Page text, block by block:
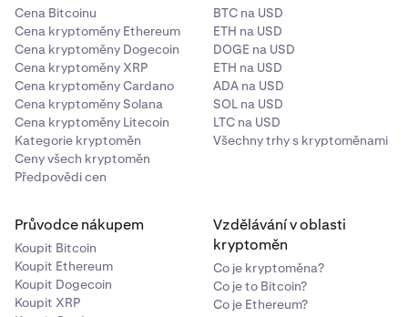
Cena Bitcoinu
Cena kryptoměny Ethereum
Cena kryptoměny Dogecoin
Cena kryptoměny XRP
Cena kryptoměny Cardano
Cena kryptoměny Solana
Cena kryptoměny Litecoin
Kategorie kryptoměn
Ceny všech kryptoměn
Předpovědi cen
BTC na USD
ETH na USD
DOGE na USD
ETH na USD
ADA na USD
SOL na USD
LTC na USD
Všechny trhy s kryptoměnami
Průvodce nákupem
Koupit Bitcoin
Koupit Ethereum
Koupit Dogecoin
Koupit XRP
Vzdělávání v oblasti
kryptoměn
Co je kryptoměna?
Co je to Bitcoin?
Co je Ethereum?